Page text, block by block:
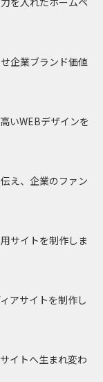
企業ブランド価値
いWEBデザインを
え、企業のファン
サイトを制作しま
アサイトを制作し
イトへ生まれ変わ